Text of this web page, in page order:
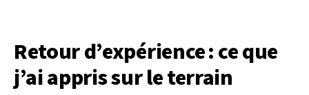
Retour d’expérience : ce que
j’ai appris sur le terrain